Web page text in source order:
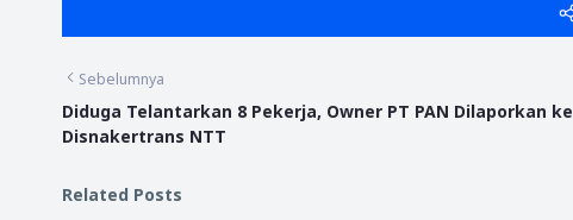
Sebelumnya
Diduga Telantarkan 8 Pekerja, Owner PT PAN Dilaporkan ke
Disnakertrans NTT
Related Posts